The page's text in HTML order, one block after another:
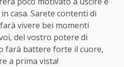
casa. Sarete contenti di
vivere bei momenti
del vostro potere di
farà battere forte il cuore,
a prima vista!